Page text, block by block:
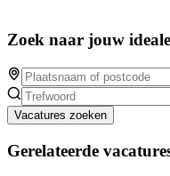
Zoek naar jouw
Vacatures zoeken
Gerelateerde